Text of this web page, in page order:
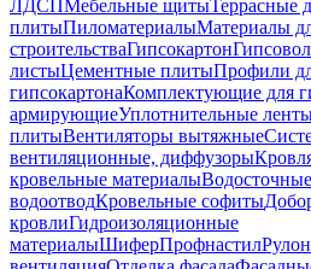
ЛДСПМебельные щитыТеррасные
плитыПиломатериалыМатериалы
строительстваГипсокартон
листыЦементные плитыПрофили
гипсокартонаКомплектующие для
армирующиеУплотнительные
плитыВентиляторы вытяжные
вентиляционные, диффузоры
кровельные материалы
водоотводКровельные софиты
кровлиГидроизоляционные
материалыШиферПрофнастил